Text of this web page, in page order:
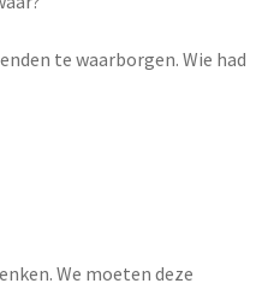
te waarborgen. Wie had
We moeten deze